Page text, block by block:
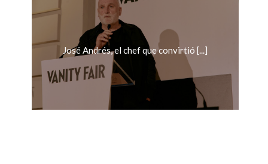
José Andrés, el chef que convirtió [...]